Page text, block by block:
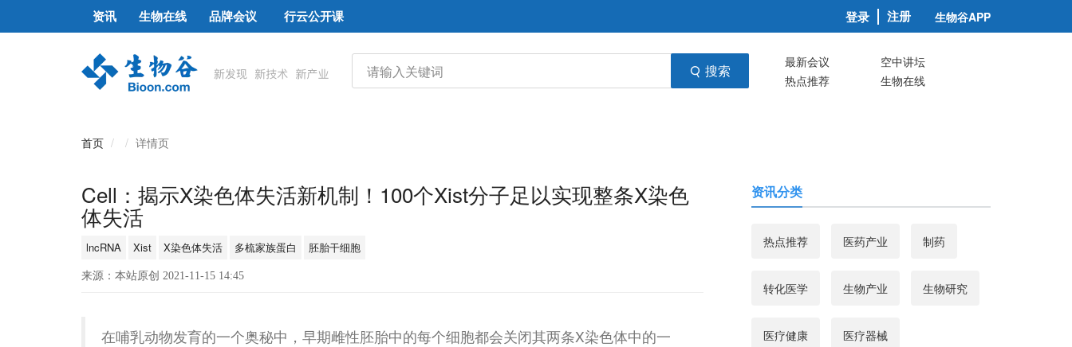
资讯 生物在线 品牌会议 行云公开课 登录 注册 生物谷APP
搜索 最新会议
空中讲坛
热点推荐
生物在线
首页 详情页
Cell：揭示X染色体失活新机制！100个Xist分子足以实现整条X染色
体失活
lncRNA Xist X染色体失活 多梳家族蛋白 胚胎干细胞
来源：本站原创 2021-11-15 14:45
在哺乳动物发育的一个奥秘中，早期雌性胚胎中的每个细胞都会关闭其两条X染色体中的一
资讯分类
热点推荐 医药产业 制药
转化医学 生物产业 生物研究
医疗健康 医疗器械